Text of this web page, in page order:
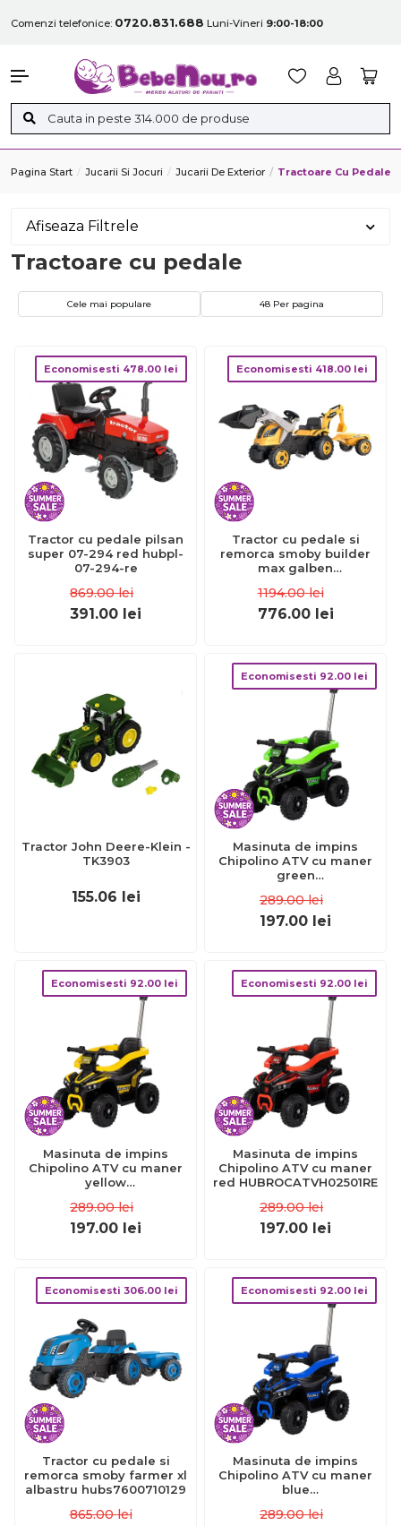
Comenzi telefonice: 0720.831.688 Luni-Vineri 9:00-18:00
Pagina Start Jucarii Si Jocuri Jucarii De Exterior Tractoare Cu Pedale
Afiseaza Filtrele
Tractoare cu pedale
Cele mai populare 48 Per pagina
Economisesti 478.00 lei
Tractor cu pedale pilsan
super 07-294 red hubpl-
07-294-re
869.00 lei
391.00 lei
Economisesti 418.00 lei
Tractor cu pedale si
remorca smoby builder
max galben
1194.00 lei
776.00 lei
Tractor John Deere-Klein -
TK3903
155.06 lei
Economisesti 92.00 lei
Masinuta de impins
Chipolino ATV cu maner
green
289.00 lei
197.00 lei
Economisesti 92.00 lei
Masinuta de impins
Chipolino ATV cu maner
yellow
289.00 lei
197.00 lei
Economisesti 92.00 lei
Masinuta de impins
Chipolino ATV cu maner
red HUBROCATVH02501RE
289.00 lei
197.00 lei
Economisesti 306.00 lei
Tractor cu pedale si
remorca smoby farmer xl
albastru hubs7600710129
865.00 lei
Economisesti 92.00 lei
Masinuta de impins
Chipolino ATV cu maner
blue
289.00 lei